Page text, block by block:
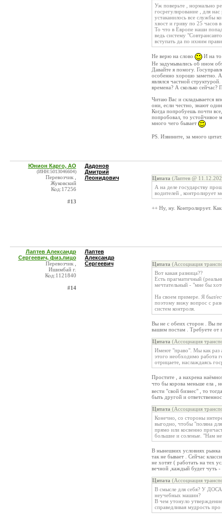
Уж поверьте , нормально
госрегулирование , для
устаканилось все службы
хвост и гриву по 25 часов
То что в Европе наши
ведь систему
вступать да по ихним
Не верю на слово
И на то
Не задумывались об ином
Давайте я помогу.
особенно хорошо заметно.
являлся частной
времена? А сколько
Читаю Вас и складывается
они, если честно, знают
Когда попробуешь почти
попробовал, то устойчивое
много чего бывает
PS. Извините, за много
Юнион Карго, АО
(ИНН:5013046604)
Перевозчик ,
Жуковский
Код:17256
#13
Дадонов
Дмитрий
Леонидович
Цитата (Лаптев @
А на деле государству
водителей , контролирует
++ Ну, ну. Контролирует.
Лаптев Александр
Сергеевич, физ.лицо
Перевозчик ,
Ишимбай г.
Код:1121840
#14
Лаптев
Александр
Сергеевич
Цитата (Ассоциация
Вот какая разница??
Есть прагматичный
мечтательный - "мне бы
На своем примере. Я был/
поэтому вижу вопрос с
систем контроля.
Вы не с обеих сторон . Вы
вашим постам . Требуете от
Цитата (Ассоциация
Имеют "право". Мы как раз
этого необходимо работа
отрицаете, наслаждаясь
Простите , а нахрена
что бы корова меньше ела ,
вести "свой бизнес" , то
быть другой и
Цитата (Ассоциация
Конечно, со стороны
выгодно, чтобы "поляна
прямо или косвенно
большие и соленые. "Нам
В нынешних условиях рынка
так не бывает . Сейчас
не хотят ( работать на тех
вечной ,каждый будет чуть
Цитата (Ассоциация
В смысле для себя? У
неучебных машин?
В чем утонуло
справедливая мудрость